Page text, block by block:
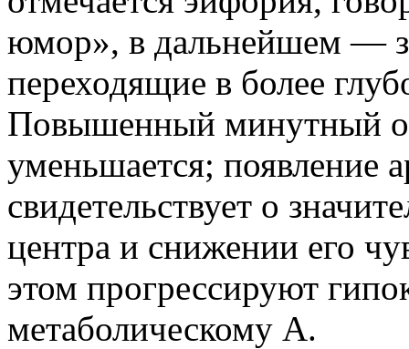
юмор», в дальнейшем —
переходящие в более
Повышенный минутный
уменьшается; появление
свидетельствует о
центра и снижении его
этом прогрессируют
метаболическому А.